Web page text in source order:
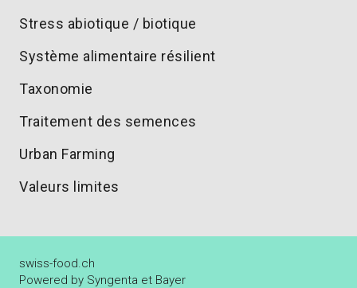
Stress abiotique / biotique
Système alimentaire résilient
Taxonomie
Traitement des semences
Urban Farming
Valeurs limites
swiss-food.ch
Powered by Syngenta et Bayer